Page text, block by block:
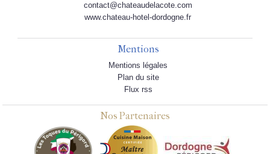
contact@chateaudelacote.com
www.chateau-hotel-dordogne.fr
Mentions
Mentions légales
Plan du site
Flux rss
Nos Partenaires